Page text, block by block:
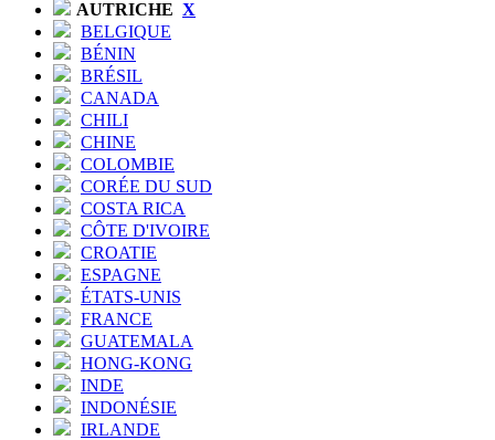
AUTRICHE X
BELGIQUE
BÉNIN
BRÉSIL
CANADA
CHILI
CHINE
COLOMBIE
CORÉE DU SUD
COSTA RICA
CÔTE D'IVOIRE
CROATIE
ESPAGNE
ÉTATS-UNIS
FRANCE
GUATEMALA
HONG-KONG
INDE
INDONÉSIE
IRLANDE